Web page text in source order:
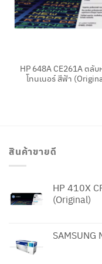
HP 648A CE261A ตลั
โทนเนอร์ สีฟ้า
สินค้าขายดี
HP 410X
(Original)
SAMSUNG